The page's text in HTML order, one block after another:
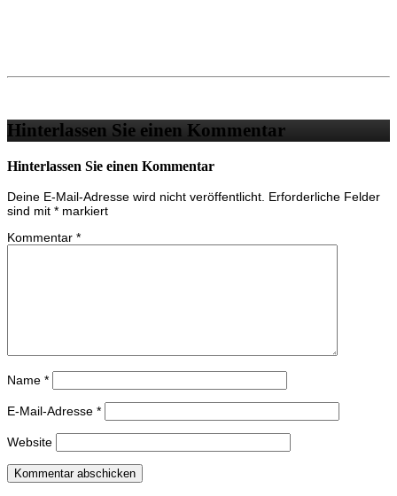
Hinterlassen Sie einen Kommentar
Hinterlassen Sie einen Kommentar
Deine E-Mail-Adresse wird nicht veröffentlicht. Erforderliche Felder
sind mit * markiert
Kommentar *
Name *
E-Mail-Adresse *
Website